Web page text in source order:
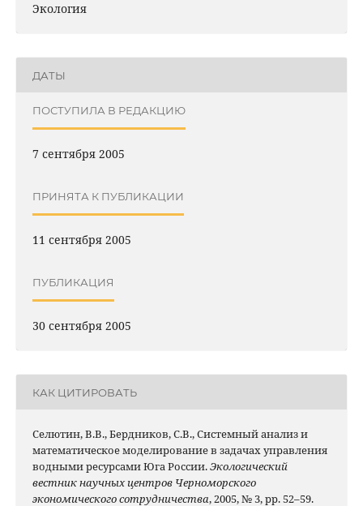
Экология
ДАТЫ
ПОСТУПИЛА В РЕДАКЦИЮ
7 сентября 2005
ПРИНЯТА К ПУБЛИКАЦИИ
11 сентября 2005
ПУБЛИКАЦИЯ
30 сентября 2005
КАК ЦИТИРОВАТЬ
Селютин, В.В., Бердников, С.В., Системный анализ и
математическое моделирование в задачах управления
водными ресурсами Юга России.Экологический
вестник научных центров Черноморского
экономического сотрудничества, 2005, № 3, pp. 52–59.